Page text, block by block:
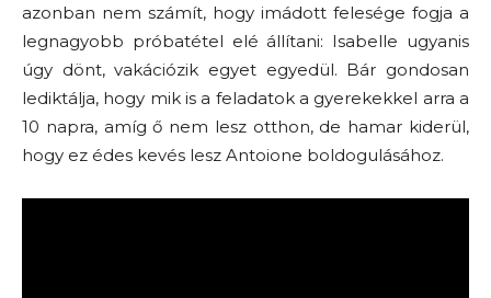
azonban nem számít, hogy imádott felesége fogja a
legnagyobb próbatétel elé állítani: Isabelle ugyanis
úgy dönt, vakációzik egyet egyedül. Bár gondosan
lediktálja, hogy mik is a feladatok a gyerekekkel arra a
10 napra, amíg ő nem lesz otthon, de hamar kiderül,
hogy ez édes kevés lesz Antoione boldogulásához.